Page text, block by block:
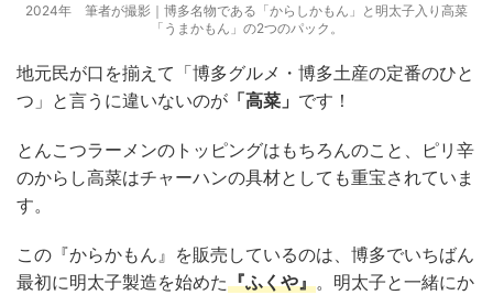
2024年 筆者が撮影｜博多名物である「からしかもん」と明太子入り高菜
「うまかもん」の2つのパック。
地元民が口を揃えて「博多グルメ・博多土産の定番のひと
つ」と言うに違いないのが 「高菜」 です！
とんこつラーメンのトッピングはもちろんのこと、ピリ辛
のからし高菜はチャーハンの具材としても重宝されていま
す。
この『からかもん』を販売しているのは、博多でいちばん
最初に明太子製造を始めた『ふくや』。明太子と一緒にか